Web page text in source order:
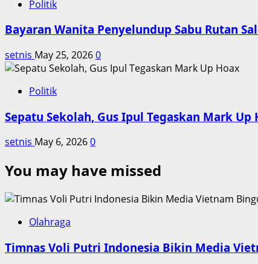
Politik
Bayaran Wanita Penyelundup Sabu Rutan
setnis May 25, 20260
Politik
Sepatu Sekolah, Gus Ipul Tegaskan Mark Up
setnis May 6, 20260
You may have missed
Olahraga
Timnas Voli Putri Indonesia Bikin Media